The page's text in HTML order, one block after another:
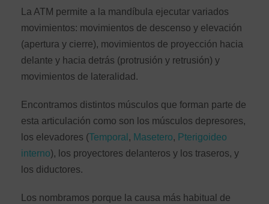
La ATM permite a la mandíbula ejecutar variados
movimientos: movimientos de descenso y elevación
(apertura y cierre), movimientos de proyección hacia
delante y hacia detrás (protrusión y retrusión) y
movimientos de lateralidad.
Encontramos distintos músculos que forman parte de
esta articulación como son los músculos depresores,
los elevadores (Temporal , Masetero, Pterigoideo
interno), los proyectores delanteros y los traseros, y
los diductores.
Los nombramos porque la causa más habitual de